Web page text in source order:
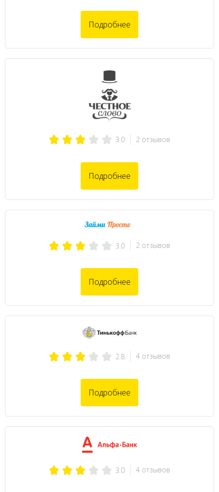
Подробнее
3.0 2 отзывов
Подробнее
3.0 2 отзывов
Подробнее
2.8 4 отзывов
Подробнее
3.0 4 отзывов